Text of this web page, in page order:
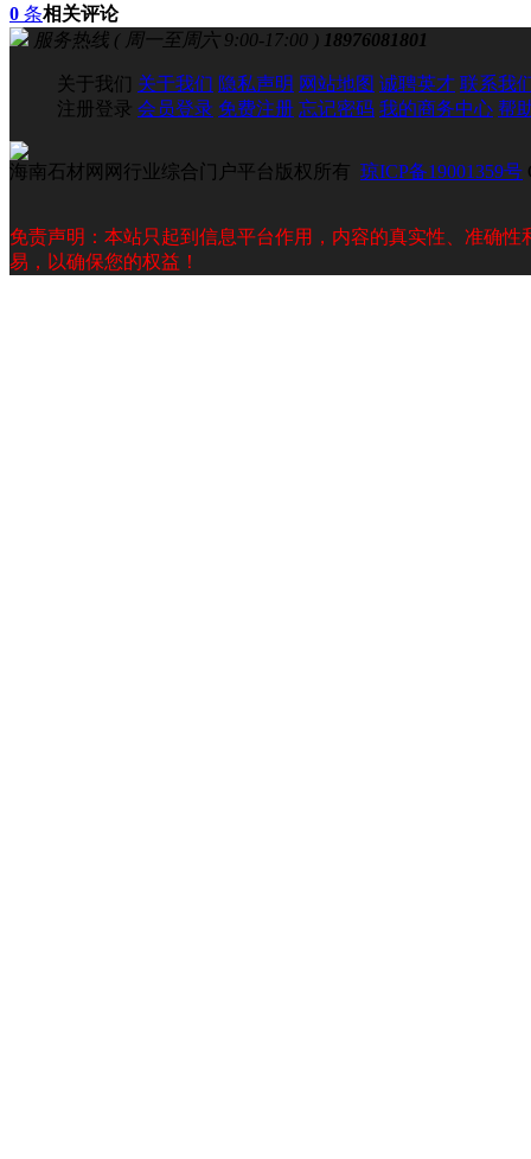
0 条相关评论
服务热线 ( 周一至周六 9:00-17:00 ) 18976081801
关于我们 关于我们 隐私声明 网站地图 诚聘英才 联系我
注册登录 会员登录 免费注册 忘记密码 我的商务中心 帮
海南石材网网行业综合门户平台版权所有 琼ICP备19001359号
免责声明：本站只起到信息平台作用，内容的真实性、准确
易，以确保您的权益！